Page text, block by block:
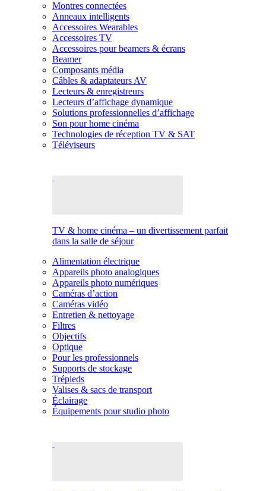
Montres connectées
Anneaux intelligents
Accessoires Wearables
Accessoires TV
Accessoires pour beamers & écrans
Beamer
Composants média
Câbles & adaptateurs AV
Lecteurs & enregistreurs
Lecteurs d’affichage dynamique
Solutions professionnelles d’affichage
Son pour home cinéma
Technologies de réception TV & SAT
Téléviseurs
TV & home cinéma – un divertissement parfait
dans la salle de séjour
Alimentation électrique
Appareils photo analogiques
Appareils photo numériques
Caméras d’action
Caméras vidéo
Entretien & nettoyage
Filtres
Objectifs
Optique
Pour les professionnels
Supports de stockage
Trépieds
Valises & sacs de transport
Éclairage
Équipements pour studio photo